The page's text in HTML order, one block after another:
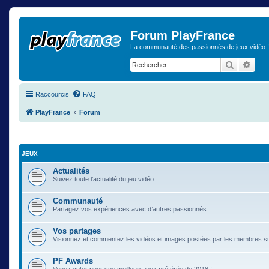
Forum PlayFrance
La communauté des passionnés de jeux vidéo !
Raccourcis FAQ
PlayFrance Forum
JEUX
Actualités
Suivez toute l’actualité du jeu vidéo.
Communauté
Partagez vos expériences avec d’autres passionnés.
Vos partages
Visionnez et commentez les vidéos et images postées par les membres
PF Awards